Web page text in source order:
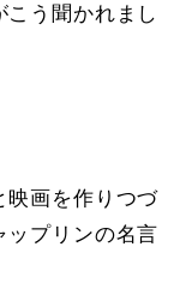
う聞かれまし
映画を作りつづ
ップリンの名言